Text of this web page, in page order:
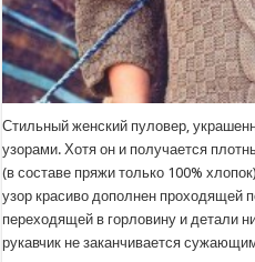
Стильный женский пуловер,
узорами. Хотя он и получается
(в составе пряжи только 100%
узор красиво дополнен проходящей
переходящей в горловину и детали
рукавчик не заканчивается